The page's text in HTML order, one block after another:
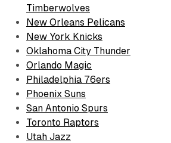
Timberwolves
New Orleans Pelicans
New York Knicks
Oklahoma City Thunder
Orlando Magic
Philadelphia 76ers
Phoenix Suns
San Antonio Spurs
Toronto Raptors
Utah Jazz